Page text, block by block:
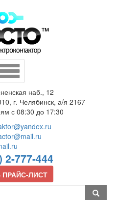
Toggle
navigation
наб., 12
г. Челябинск, а/я 2167
с 08:30 до 17:30
2-777-444
ПРАЙС-ЛИСТ